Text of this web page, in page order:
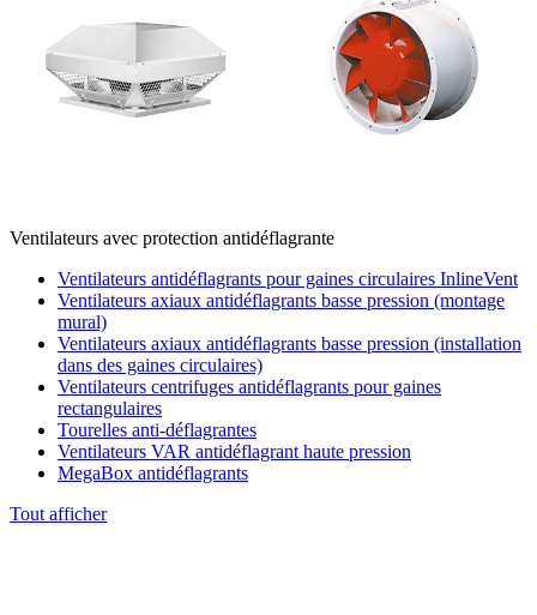
Ventilateurs avec protection antidéflagrante
Ventilateurs antidéflagrants pour gaines circulaires InlineVent
Ventilateurs axiaux antidéflagrants basse pression (montage
mural)
Ventilateurs axiaux antidéflagrants basse pression (installation
dans des gaines circulaires)
Ventilateurs centrifuges antidéflagrants pour gaines
rectangulaires
Tourelles anti-déflagrantes
Ventilateurs VAR antidéflagrant haute pression
MegaBox antidéflagrants
Tout afficher